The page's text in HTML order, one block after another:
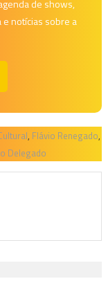
de shows,
notícias sobre a
, Flávio Renegado,
Delegado